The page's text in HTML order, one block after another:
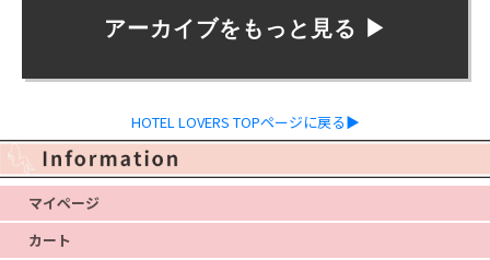
アーカイブをもっと見る ▶︎
HOTEL LOVERS TOPページに戻る▶
マイページ
カート